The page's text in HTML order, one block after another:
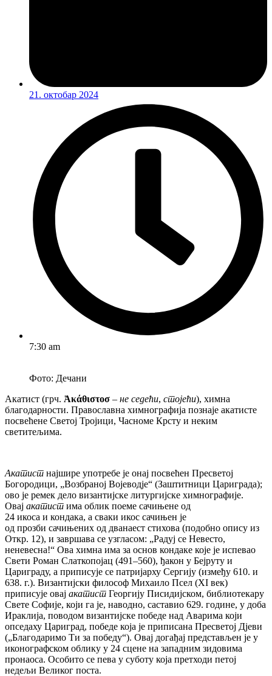
21. октобар 2024
7:30 am
Фото: Дечани
Акатист (грч. Ἀκάθιστοσ – не седећи, стојећи), химна
благодарности. Православна химнографија познаје акатисте
посвећене Светој Тројици, Часноме Крсту и неким
светитељима.
Акатист најшире употребе је онај посвећен Пресветој
Богородици, „Возбраној Војеводје“ (Заштитници Цариграда);
ово је ремек дело византијске литургијске химнографије.
Овај акатист има облик поеме сачињене од
24 икоса и кондака, а сваки икос сачињен је
од прозби сачињених од дванаест стихова (подобно опису из
Откр. 12), и завршава се узгласом: „Радуј се Невесто,
неневесна!“ Ова химна има за основ кондаке које је испевао
Свети Роман Слаткопојац (491–560), ђакон у Бејруту и
Цариграду, а приписује се патријарху Сергију (између 610. и
638. г.). Византијски философ Михаило Псел (XI век)
приписује овај акатист Георгију Писидијском, библиотекару
Свете Софије, који га је, наводно, саставио 629. године, у доба
Ираклија, поводом византијске победе над Аварима који
опседаху Цариград, победе која је приписана Пресветој Дјеви
(„Благодаримо Ти за победу“). Овај догађај представљен је у
иконографском облику у 24 сцене на западним зидовима
пронаоса. Особито се пева у суботу која претходи петој
недељи Великог поста.